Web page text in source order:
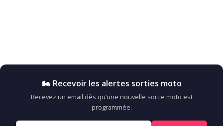
🏍️ Recevoir les alertes sorties moto
Recevez un email dès qu’une nouvelle sortie moto est
programmée.